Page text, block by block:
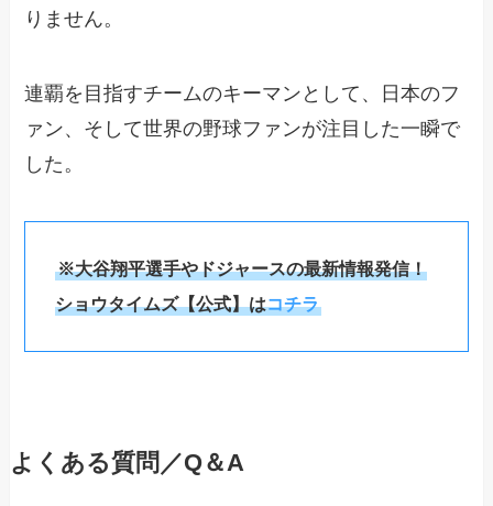
りません。
連覇を目指すチームのキーマンとして、日本のフ
ァン、そして世界の野球ファンが注目した一瞬で
した。
※大谷翔平選手やドジャースの最新情報発信！
ショウタイムズ【公式】はコチラ
よくある質問／Q＆A